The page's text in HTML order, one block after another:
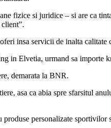
fizice si juridice – si are ca
insa servicii de inalta
in Elvetia, urmand sa importe
demarata la BNR.
asa ca abia spre sfarsitul
personalizate sportivilor